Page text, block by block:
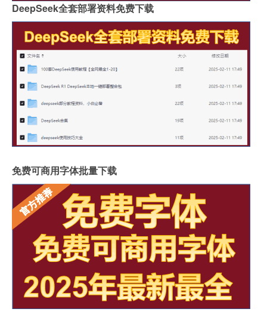
DeepSeek全套部署资料免费下载
免费可商用字体批量下载